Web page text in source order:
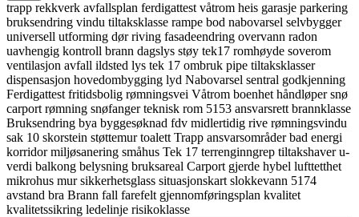
trapp rekkverk avfallsplan ferdigattest våtrom heis garasje parkering
bruksendring vindu tiltaksklasse rampe bod nabovarsel selvbygger
universell utforming dørriving fasadeendring overvann radon
uavhengig kontroll brann dagslys støy tek17 romhøyde soverom
ventilasjon avfall ildsted lys tek 17 ombruk pipe tiltaksklasser
dispensasjon hovedombygging lyd Nabovarsel sentral godkjenning
Ferdigattest fritidsbolig rømningsvei Våtrom boenhet håndløpersnø
carport rømning snøfangerteknisk rom 5153 ansvarsrett brannklasse
Bruksendring bya byggesøknad fdv midlertidig rive rømningsvindu
sak 10 skorstein støttemurtoalett Trapp ansvarsområderbad energi
korridormiljøsanering småhus Tek 17 terrenginngrep tiltakshaveru-
verdi balkong belysning bruksareal Carport gjerde hybel lufttetthet
mikrohus mursikkerhetsglass situasjonskart slokkevann 5174
avstand bra Brann fall farefelt gjennomføringsplan kvalitet
kvalitetssikring ledelinje risikoklasse